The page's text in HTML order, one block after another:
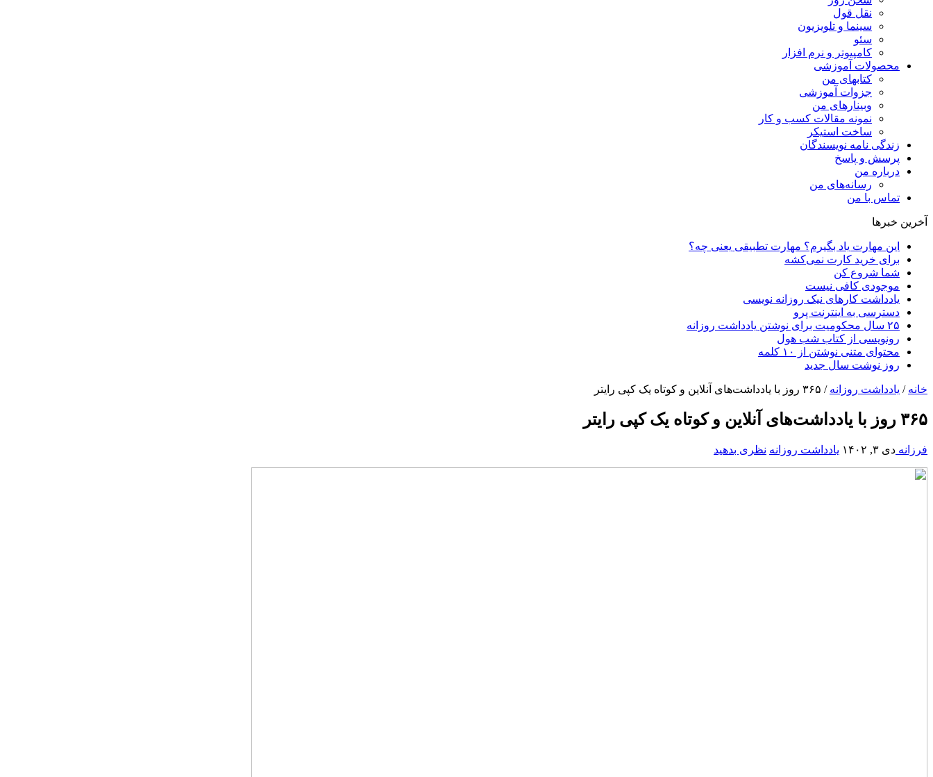
نقل قول
سینما و تلویزیون
سئو
کامپیوتر و نرم افزار
محصولات آموزشی
کتابهای من
جزوات آموزشی
وبینارهای من
نمونه مقالات کسب و کار
ساخت استیکر
زندگی نامه نویسندگان
پرسش و پاسخ
درباره من
رسانه‌ها‌ی من
تماس با من
آخرین خبرها
این مهارت یاد بگیرم؟ مهارت تطبیقی یعنی چه؟
برای خرید کارت نمی‌‌کشه
شما شروع کن
موجودی کافی نیست
یادداشت کارهای نیک روزانه نویسی
دسترسی به اینترنت پرو
۲۵ سال محکومیت برای نوشتن یادداشت روزانه
رونویسی از کتاب شب هول
محتوای متنی نوشتن از ۱۰ کلمه
روز نوشت سال جدید
خانه / یادداشت روزانه / ۳۶۵ روز با یادداشت‌های آنلاین و کوتاه یک کپی‌ رایتر
۳۶۵ روز با یادداشت‌های آنلاین و کوتاه یک کپی‌ رایتر
فرزانه دی ۳, ۱۴۰۲ یادداشت روزانه نظری بدهید